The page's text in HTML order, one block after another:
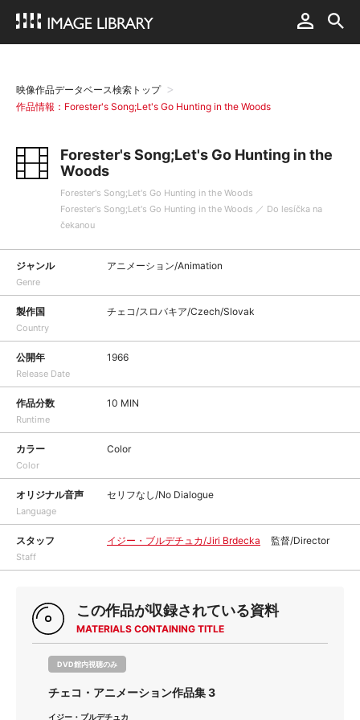
映像作品データベース検索トップ
作品情報：Forester's Song;Let's Go Hunting in the Woods
Forester's Song;Let's Go Hunting in the
Woods
Forester's Song;Let's Go Hunting in the Woods
Forester's Song;Let's Go Hunting in the Woods ／ Do lesíčka na
čekanou
ジャンル
Genre
アニメーション/Animation
製作国
Country
チェコ/スロバキア/Czech/Slovak
公開年
Release Date
1966
作品分数
Runtime
10 MIN
カラー
Color
Color
オリジナル音声
Language
セリフなし/No Dialogue
スタッフ
Staff
イジー・ブルデチュカ/Jiri Brdecka 監督/Director
この作品が収録されている資料
MATERIALS CONTAINING TITLE
DVD館内視聴のみ
チェコ・アニメーション作品集 3
イジー・ブルデチュカ